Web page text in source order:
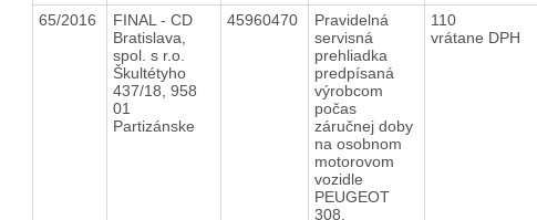
65/2016
FINAL - CD
Bratislava,
spol. s r.o.
Škultétyho
437/18, 958
01
Partizánske
45960470
Pravidelná
servisná
prehliadka
predpísaná
výrobcom
počas
záručnej doby
na osobnom
motorovom
vozidle
PEUGEOT
308,
110
vrátane DPH